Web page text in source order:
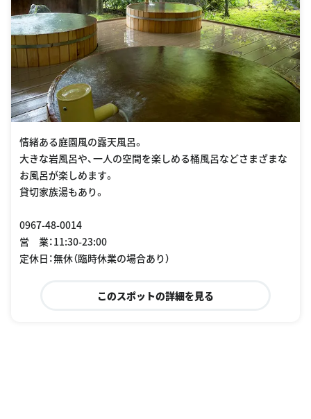
情緒ある庭園風の露天風呂。
大きな岩風呂や、一人の空間を楽しめる桶風呂などさまざまな
お風呂が楽しめます。
貸切家族湯もあり。
0967-48-0014
営 業：11:30-23:00
定休日：無休（臨時休業の場合あり）
このスポットの詳細を見る